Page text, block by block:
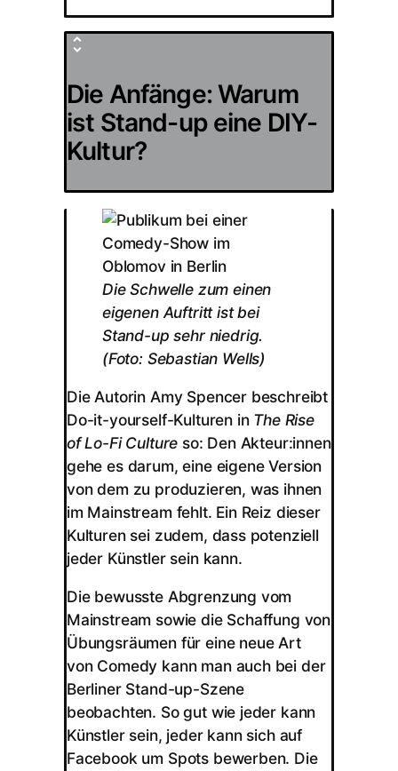
Die Anfänge: Warum
ist Stand-up eine DIY-
Kultur?
Die Schwelle zum einen
eigenen Auftritt ist bei
Stand-up sehr niedrig.
(Foto: Sebastian Wells)
Die Autorin Amy Spencer beschreibt
Do-it-yourself-Kulturen in The Rise
of Lo-Fi Culture so: Den Akteur:innen
gehe es darum, eine eigene Version
von dem zu produzieren, was ihnen
im Mainstream fehlt. Ein Reiz dieser
Kulturen sei zudem, dass potenziell
jeder Künstler sein kann.
Die bewusste Abgrenzung vom
Mainstream sowie die Schaffung von
Übungsräumen für eine neue Art
von Comedy kann man auch bei der
Berliner Stand-up-Szene
beobachten. So gut wie jeder kann
Künstler sein, jeder kann sich auf
Facebook um Spots bewerben. Die